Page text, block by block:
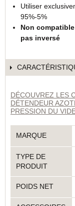
Utiliser
95%-5%
Non
pas inversé
DÉCOUVREZ LES
DÉTENDEUR
PRESSION DU
MARQUE
TYPE DE
PRODUIT
POIDS NET